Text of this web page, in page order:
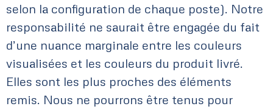
selon la configuration de chaque poste). Notre
responsabilité ne saurait être engagée du fait
d’une nuance marginale entre les couleurs
visualisées et les couleurs du produit livré.
Elles sont les plus proches des éléments
remis. Nous ne pourrons être tenus pour